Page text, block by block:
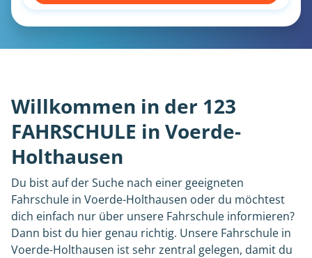
Willkommen in der 123
FAHRSCHULE in Voerde-
Holthausen
Du bist auf der Suche nach einer geeigneten
Fahrschule in Voerde-Holthausen oder du möchtest
dich einfach nur über unsere Fahrschule informieren?
Dann bist du hier genau richtig. Unsere Fahrschule in
Voerde-Holthausen ist sehr zentral gelegen, damit du